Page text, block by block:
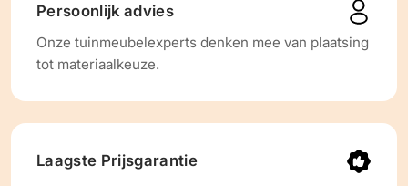
Persoonlijk advies
Onze tuinmeubelexperts denken mee van plaatsing
tot materiaalkeuze.
Laagste Prijsgarantie